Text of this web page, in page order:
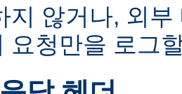
지 않거나, 외
요청만을 로그